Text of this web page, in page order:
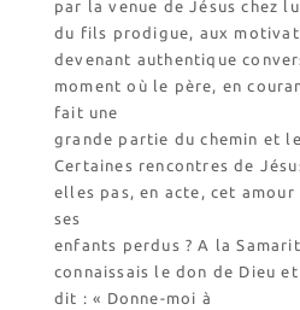
par la venue de Jésus chez
du fils prodigue, aux
devenant authentique
moment où le père, en
fait une
grande partie du chemin et
Certaines rencontres de
elles pas, en acte, cet
ses
enfants perdus ? A la
connaissais le don de Dieu
dit : « Donne-moi à